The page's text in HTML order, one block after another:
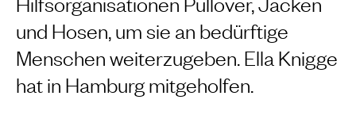
und Hosen, um sie an bedürftige
Menschen weiterzugeben. Ella Knigge
hat in Hamburg mitgeholfen.